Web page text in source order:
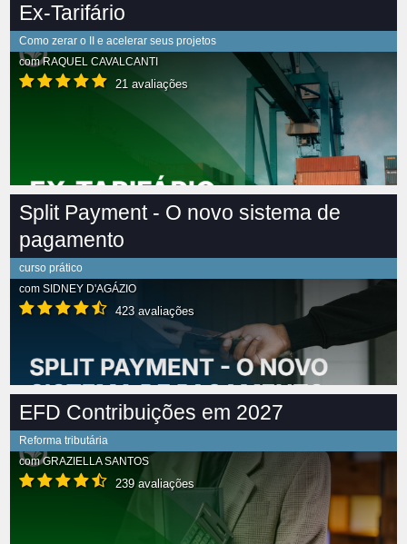
Ex-Tarifário
Como zerar o II e acelerar seus projetos
comRAQUEL CAVALCANTI
21 avaliações
Split Payment - O novo sistema de
pagamento
curso prático
com SIDNEY D'AGÁZIO
423 avaliações
EFD Contribuições em 2027
Reforma tributária
comGRAZIELLA SANTOS
239 avaliações